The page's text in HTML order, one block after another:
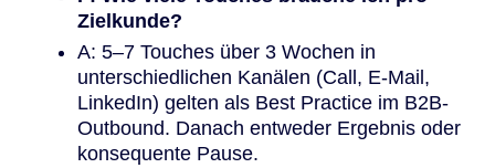
Zielkunde?
A: 5–7 Touches über 3 Wochen in
unterschiedlichen Kanälen (Call, E-Mail,
LinkedIn) gelten als Best Practice im B2B-
Outbound. Danach entweder Ergebnis oder
konsequente Pause.